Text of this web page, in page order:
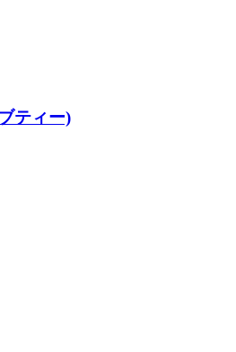
ティー)